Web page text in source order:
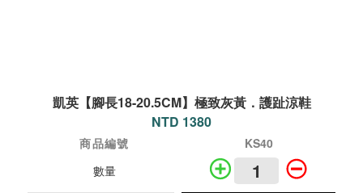
凱英【腳長18-20.5CM】極致灰黃．護趾涼鞋
NTD 1380
商品編號
KS40
數量